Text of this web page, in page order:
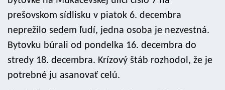
prešovskom sídlisku v piatok 6. decembra
neprežilo sedem ľudí, jedna osoba je nezvestná.
Bytovku búrali od pondelka 16. decembra do
stredy 18. decembra. Krízový štáb rozhodol, že je
potrebné ju asanovať celú.